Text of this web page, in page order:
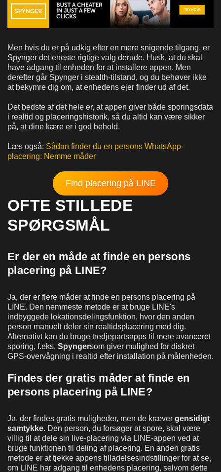
Men hvis du er på udkig efter en mere snigende tilgang, er
Spynger det eneste rigtige valg derude. Husk, at du skal
have adgang til enheden for at installere appen. Men
derefter går Spynger i stealth-tilstand, og du behøver ikke
at bekymre dig om, at enhedens ejer finder ud af det.
Det bedste af det hele er, at appen giver både sporingsdata
i realtid og placeringshistorik, så du altid kan være sikker
på, at dine kære er i god behold.
Læs også: Sådan finder du en persons WhatsApp-
placering: Nemme måder
Find placering på LINE
OFTE STILLEDE
SPØRGSMÅL
Er der en måde at finde en persons
placering på LINE?
Ja, der er flere måder at finde en persons placering på
LINE. Den nemmeste metode er at bruge LINE's
indbyggede lokationsdelingsfunktion, hvor den anden
person manuelt deler sin realtidsplacering med dig.
Alternativt kan du bruge tredjepartsapps til mere avanceret
sporing, f.eks. Spyngersom giver mulighed for diskret
GPS-overvågning i realtid efter installation på målenheden.
Findes der gratis måder at finde en
persons placering på LINE?
Ja, der findes gratis muligheder, men de kræver gensidigt
samtykke. Den person, du forsøger at spore, skal være
villig til at dele sin live-placering via LINE-appen ved at
bruge funktionen til deling af placering. En anden gratis
metode er at tjekke appens tilladelsesindstillinger for at se,
om LINE har adgang til enhedens placering, selvom dette